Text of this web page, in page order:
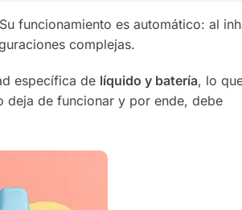
funcionamiento es automático: al
complejas.
específica de líquido y batería, lo
deja de funcionar y por ende, debe